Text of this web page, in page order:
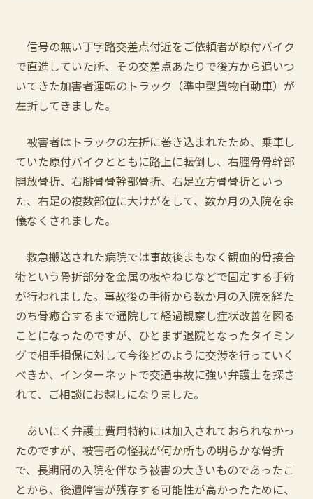
信号の無い丁字路交差点付近をご依頼者が原付バイク
で直進していた所、その交差点あたりで後方から追いつ
いてきた加害者運転のトラック（準中型貨物自動車）が
左折してきました。
被害者はトラックの左折に巻き込まれたため、乗車し
ていた原付バイクとともに路上に転倒し、右脛骨骨幹部
開放骨折、右腓骨骨幹部骨折、右足立方骨骨折といっ
た、右足の複数部位に大けがをして、数か月の入院を余
儀なくされました。
救急搬送された病院では事故後まもなく観血的骨接合
術という骨折部分を金属の板やねじなどで固定する手術
が行われました。事故後の手術から数か月の入院を経た
のち骨癒合するまで通院して経過観察し症状改善を図る
ことになったのですが、ひとまず退院となったタイミン
グで相手損保に対して今後どのように交渉を行っていく
べきか、インターネットで交通事故に強い弁護士を探さ
れて、ご相談にお越しになりました。
あいにく弁護士費用特約には加入されておられなかっ
たのですが、被害者の怪我が何か所もの明らかな骨折
で、長期間の入院を伴なう被害の大きいものであったこ
とから、後遺障害が残存する可能性が高かったために、